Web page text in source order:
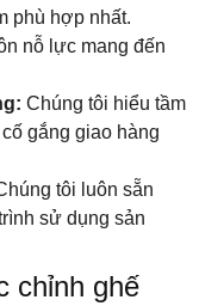
phù hợp nhất.
nỗ lực mang đến
Chúng tôi hiểu tầm
gắng giao hàng
tôi luôn sẵn
sử dụng sản
chỉnh ghế